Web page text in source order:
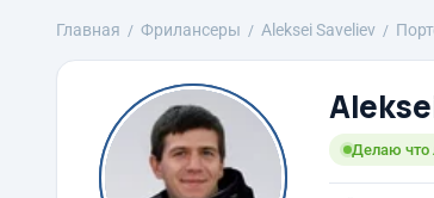
Главная Фрилансеры Aleksei Saveliev
Делаю